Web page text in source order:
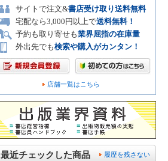
サイトで注文&書店受け取り送料無料
宅配なら3,000円以上で送料無料！
予約も取り寄せも業界屈指の在庫量
外出先でも検索や購入がカンタン！
店舗一覧はこちら
履歴を残さない
最近チェックした商品